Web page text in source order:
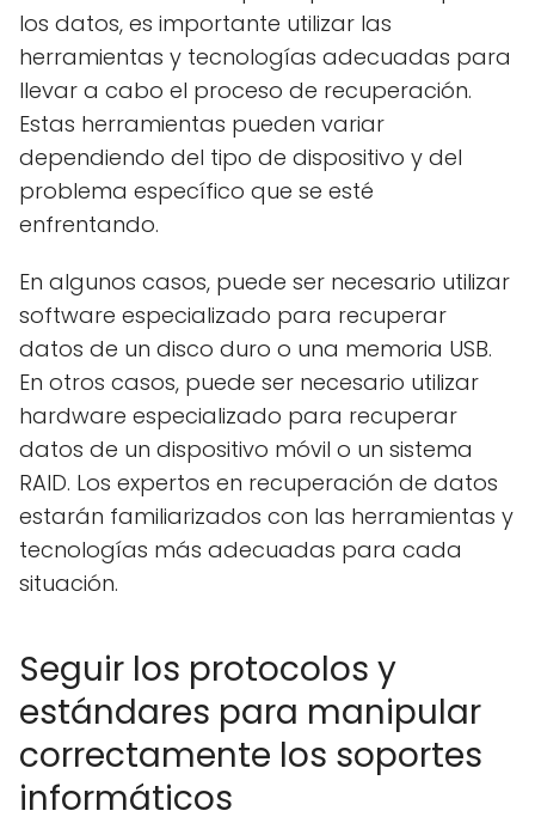
los datos, es importante utilizar las
herramientas y tecnologías adecuadas para
llevar a cabo el proceso de recuperación.
Estas herramientas pueden variar
dependiendo del tipo de dispositivo y del
problema específico que se esté
enfrentando.
En algunos casos, puede ser necesario utilizar
software especializado para recuperar
datos de un disco duro o una memoria USB.
En otros casos, puede ser necesario utilizar
hardware especializado para recuperar
datos de un dispositivo móvil o un sistema
RAID. Los expertos en recuperación de datos
estarán familiarizados con las herramientas y
tecnologías más adecuadas para cada
situación.
Seguir los protocolos y
estándares para manipular
correctamente los soportes
informáticos